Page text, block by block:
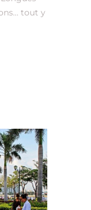
tout y